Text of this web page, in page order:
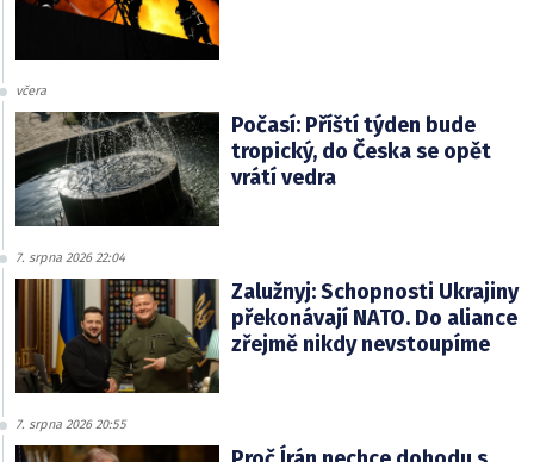
včera
Počasí: Příští týden bude
tropický, do Česka se opět
vrátí vedra
7. srpna 2026 22:04
Zalužnyj: Schopnosti Ukrajiny
překonávají NATO. Do aliance
zřejmě nikdy nevstoupíme
7. srpna 2026 20:55